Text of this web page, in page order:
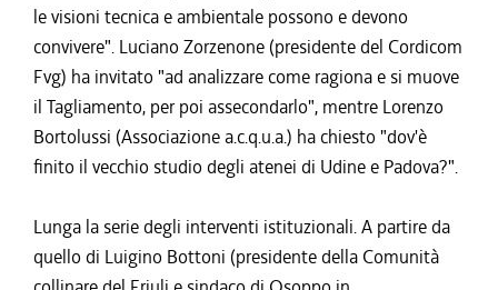
le visioni tecnica e ambientale possono e devono
convivere". Luciano Zorzenone (presidente del Cordicom
Fvg) ha invitato "ad analizzare come ragiona e si muove
il Tagliamento, per poi assecondarlo", mentre Lorenzo
Bortolussi (Associazione a.c.q.u.a.) ha chiesto "dov'è
finito il vecchio studio degli atenei di Udine e Padova?".
Lunga la serie degli interventi istituzionali. A partire da
quello di Luigino Bottoni (presidente della Comunità